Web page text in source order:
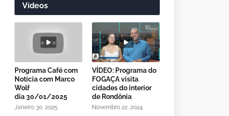
Vídeos
Programa Café com
Notícia com Marco
Wolf
dia 30/01/2025
Janeiro 30, 2025
VÍDEO: Programa do
FOGAÇA visita
cidades do interior
de Rondônia
Novembro 22, 2024